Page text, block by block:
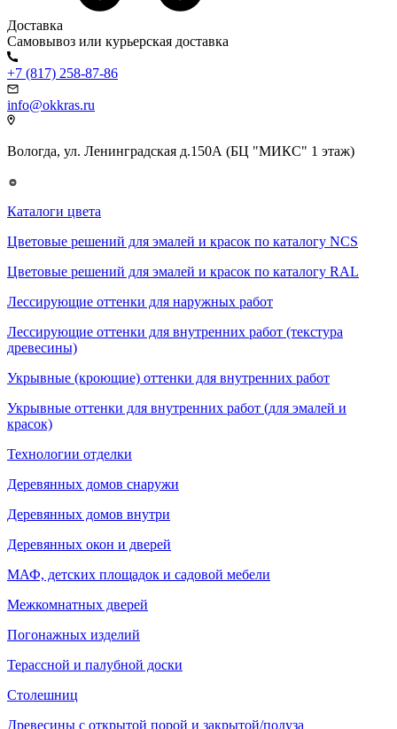
Доставка
Самовывоз или курьерская доставка
+7 (817) 258-87-86
info@okkras.ru
Вологда, ул. Ленинградская д.150А (БЦ "МИКС" 1 этаж)
Каталоги цвета
Цветовые решений для эмалей и красок по каталогу NCS
Цветовые решений для эмалей и красок по каталогу RAL
Лессирующие оттенки для наружных работ
Лессирующие оттенки для внутренних работ (текстура
древесины)
Укрывные (кроющие) оттенки для внутренних работ
Укрывные оттенки для внутренних работ (для эмалей и
красок)
Технологии отделки
Деревянных домов снаружи
Деревянных домов внутри
Деревянных окон и дверей
МАФ, детских площадок и садовой мебели
Межкомнатных дверей
Погонажных изделий
Терассной и палубной доски
Столешниц
Древесины с открытой порой и закрытой/полуза